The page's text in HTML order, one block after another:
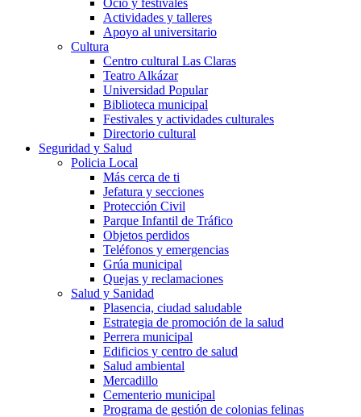
Ocio y festivales
Actividades y talleres
Apoyo al universitario
Cultura
Centro cultural Las Claras
Teatro Alkázar
Universidad Popular
Biblioteca municipal
Festivales y actividades culturales
Directorio cultural
Seguridad y Salud
Policia Local
Más cerca de ti
Jefatura y secciones
Protección Civil
Parque Infantil de Tráfico
Objetos perdidos
Teléfonos y emergencias
Grúa municipal
Quejas y reclamaciones
Salud y Sanidad
Plasencia, ciudad saludable
Estrategia de promoción de la salud
Perrera municipal
Edificios y centro de salud
Salud ambiental
Mercadillo
Cementerio municipal
Programa de gestión de colonias felinas